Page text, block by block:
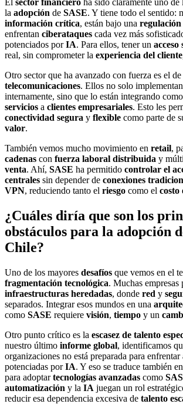
El sector financiero ha sido claramente uno de
la adopción de SASE. Y tiene todo el sentido:
información crítica, están bajo una regulación
enfrentan ciberataques cada vez más
potenciados porIA. Para ellos, tener un acceso
real, sin comprometer la experiencia del cliente
Otro sector que ha avanzado con fuerza es el de
telecomunicaciones. Ellos no solo implementan
internamente, sino que lo están integrando
servicios a clientes empresariales. Esto les
conectividad segura y flexible como parte de
valor.
También vemos mucho movimiento en retail,
cadenas con fuerza laboral distribuida y
venta. Ahí, SASE ha permitido controlar el
centrales sin depender de conexiones
VPN, reduciendo tanto el riesgo como el costo
¿Cuáles diría que son los
obstáculos para la adopción
Chile?
Uno de los mayores desafíos que vemos en el
fragmentación tecnológica. Muchas empresas
infraestructuras heredadas, donde red y
separados. Integrar esos mundos en una
como SASE requiere visión, tiempo y un
Otro punto crítico es la escasez de talento
nuestro último informe global, identificamos
organizaciones no está preparada para enfrentar
potenciadas porIA. Y eso se traduce también
para adoptartecnologías avanzadas como
automatización y la IA juegan un rol
reducir esa dependencia excesiva de talento